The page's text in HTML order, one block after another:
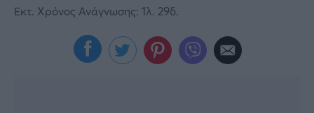
Εκτ. Χρόνος Ανάγνωσης: 1λ. 29δ.